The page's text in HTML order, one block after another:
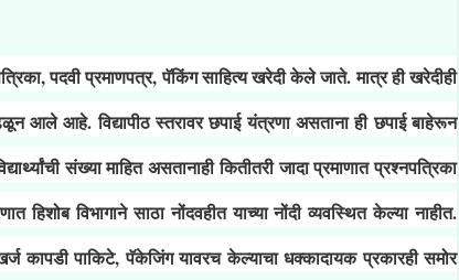
पदवी प्रमाणपत्र, पॅकिंग साहित्य खरेदी केले जाते. मात्र ही खरेदीही
आले आहे. विद्यापीठ स्तरावर छपाई यंत्रणा असताना ही छपाई बाहेरून
संख्या माहित असतानाही कितीतरी जादा प्रमाणात प्रश्नपत्रिका
हिशोब विभागाने साठा नोंदवहीत याच्या नोंदी व्यवस्थित केल्या नाहीत.
कापडी पाकिटे, पॅकेजिंग यावरच केल्याचा धक्कादायक प्रकारही समोर